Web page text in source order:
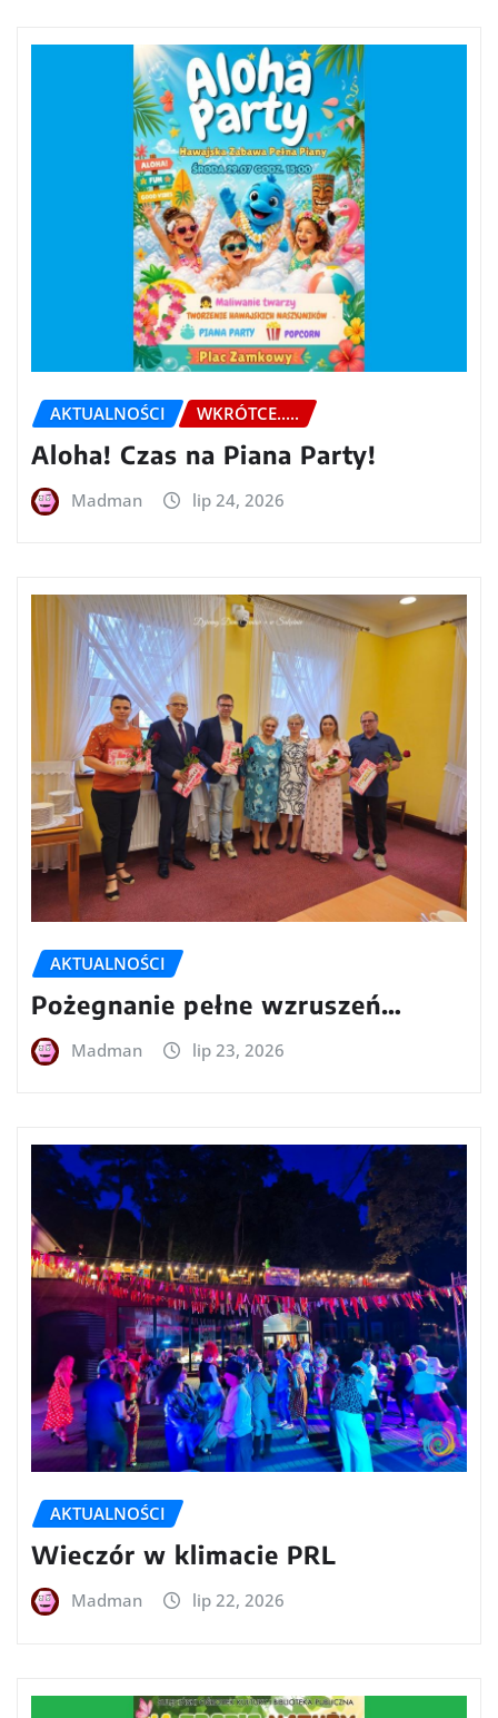
AKTUALNOŚCI WKRÓTCE.....
Aloha! Czas na Piana Party!
Madman lip 24, 2026
AKTUALNOŚCI
Pożegnanie pełne wzruszeń…
Madman lip 23, 2026
AKTUALNOŚCI
Wieczór w klimacie PRL
Madman lip 22, 2026